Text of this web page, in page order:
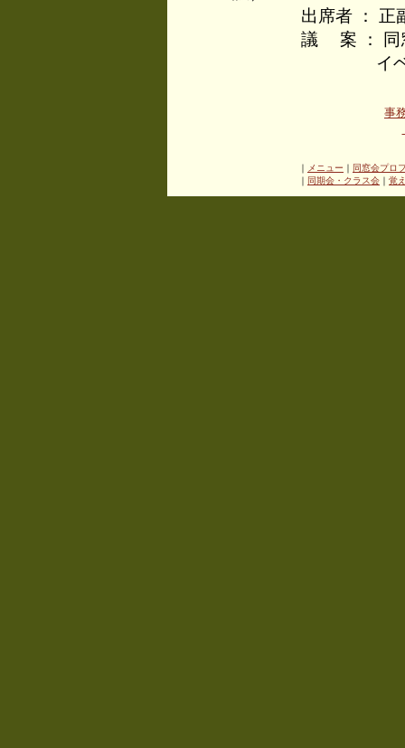
出席者 ： 正副
議 案 ： 同窓会
イ
事
｜ メニュー ｜ 同窓会プロ
｜ 同期会・クラス会 ｜ 覚